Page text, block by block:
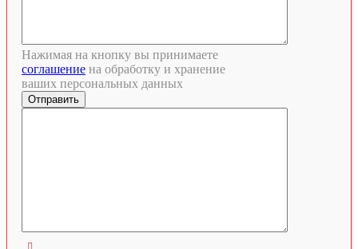
Нажимая на кнопку вы принимаете
соглашение на обработку и хранение
ваших персональных данных